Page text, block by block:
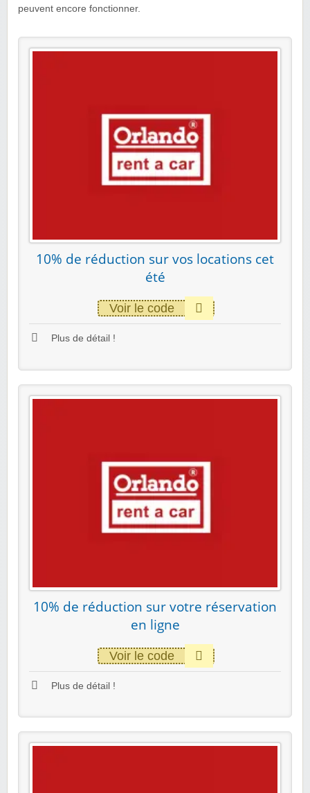
peuvent encore fonctionner.
10% de réduction sur vos locations cet
été
Voir le code
Plus de détail !
10% de réduction sur votre réservation
en ligne
Voir le code
Plus de détail !